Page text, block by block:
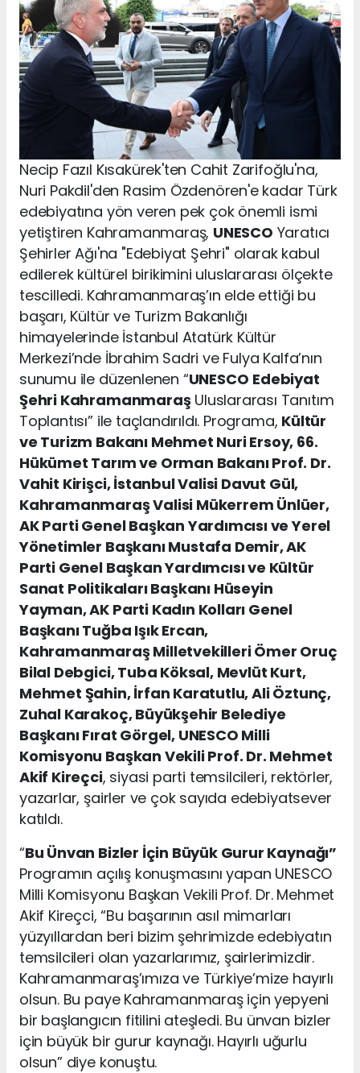
Necip Fazıl Kısakürek'ten Cahit Zarifoğlu'na,
Nuri Pakdil'den Rasim Özdenören'e kadar Türk
edebiyatına yön veren pek çok önemli ismi
yetiştiren Kahramanmaraş, UNESCO Yaratıcı
Şehirler Ağı'na "Edebiyat Şehri" olarak kabul
edilerek kültürel birikimini uluslararası ölçekte
tescilledi. Kahramanmaraş’ın elde ettiği bu
başarı, Kültür ve Turizm Bakanlığı
himayelerinde İstanbul Atatürk Kültür
Merkezi’nde İbrahim Sadri ve Fulya Kalfa’nın
sunumu ile düzenlenen “UNESCO Edebiyat
Şehri KahramanmaraşUluslararası Tanıtım
Toplantısı” ile taçlandırıldı. Programa, Kültür
ve Turizm Bakanı Mehmet Nuri Ersoy, 66.
Hükümet Tarım ve Orman Bakanı Prof. Dr.
Vahit Kirişci, İstanbul Valisi Davut Gül,
Kahramanmaraş Valisi Mükerrem Ünlüer,
AK Parti Genel Başkan Yardımcısı ve Yerel
Yönetimler Başkanı Mustafa Demir, AK
Parti Genel Başkan Yardımcısı ve Kültür
Sanat Politikaları Başkanı Hüseyin
Yayman, AK Parti Kadın Kolları Genel
Başkanı Tuğba Işık Ercan,
Kahramanmaraş Milletvekilleri Ömer Oruç
Bilal Debgici, Tuba Köksal, Mevlüt Kurt,
Mehmet Şahin, İrfan Karatutlu, Ali Öztunç,
Zuhal Karakoç, Büyükşehir Belediye
Başkanı Fırat Görgel, UNESCO Milli
Komisyonu Başkan Vekili Prof. Dr. Mehmet
Akif Kireçci, siyasi parti temsilcileri, rektörler,
yazarlar, şairler ve çok sayıda edebiyatsever
katıldı.
“Bu Ünvan Bizler İçin Büyük Gurur Kaynağı”
Programın açılış konuşmasını yapan UNESCO
Milli Komisyonu Başkan Vekili Prof. Dr. Mehmet
Akif Kireçci, “Bu başarının asıl mimarları
yüzyıllardan beri bizim şehrimizde edebiyatın
temsilcileri olan yazarlarımız, şairlerimizdir.
Kahramanmaraş’ımıza ve Türkiye’mize hayırlı
olsun. Bu paye Kahramanmaraş için yepyeni
bir başlangıcın fitilini ateşledi. Bu ünvan bizler
için büyük bir gurur kaynağı. Hayırlı uğurlu
olsun” diye konuştu.